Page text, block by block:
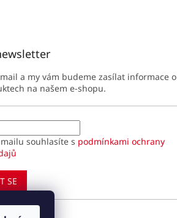
a my vám budeme zasílat informace o
na našem e-shopu.
souhlasíte s podmínkami ochrany
SE